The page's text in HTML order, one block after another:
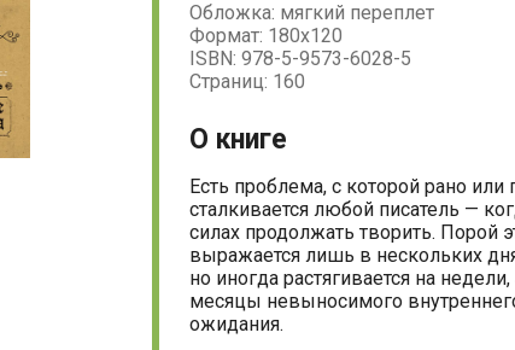
Обложка: мягкий переплет
Формат: 180х120
ISBN: 978-5-9573-6028-5
Страниц: 160
О книге
Есть проблема, с которой рано или
сталкивается любой писатель —
силах продолжать творить. Порой
выражается лишь в нескольких
но иногда растягивается на недели,
месяцы невыносимого
ожидания.